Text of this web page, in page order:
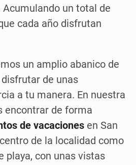
un total de
cada año disfrutan
un amplio abanico de
de unas
a tu manera. En nuestra
encontrar de forma
de vacaciones en San
de la localidad como
playa, con unas vistas